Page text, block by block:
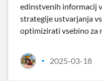
edinstvenih informacij
strategije ustvarjanja
optimizirati vsebino za
• 2025-03-18